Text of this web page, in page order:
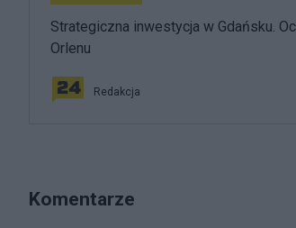
Strategiczna inwestycja w Gdańsku.
Orlenu
Redakcja
Komentarze